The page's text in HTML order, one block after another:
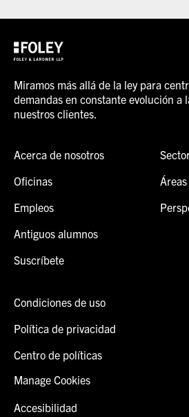
Miramos más allá de la ley para
demandas en constante evolución a
nuestros clientes.
Acerca de nosotros
Oficinas
Empleos
Antiguos alumnos
Suscríbete
Condiciones de uso
Política de privacidad
Centro de políticas
Manage Cookies
Accesibilidad